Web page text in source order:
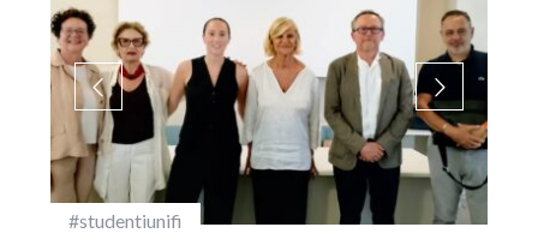
#studentiunifi